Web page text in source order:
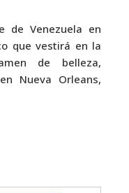
de Venezuela en
que vestirá en la
de belleza,
Nueva Orleans,